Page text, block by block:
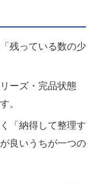
残っている数の少
ーズ・完品状態
。
「納得して整理す
良いうちが一つの